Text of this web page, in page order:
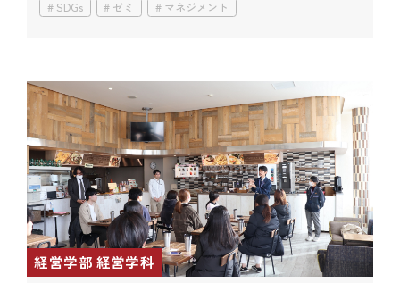
SDGs
ゼミ マネジメント
経営学部 経営学科